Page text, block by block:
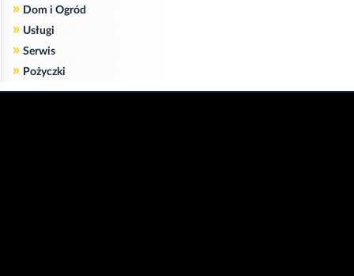
» Dom i Ogród
» Usługi
» Serwis
» Pożyczki